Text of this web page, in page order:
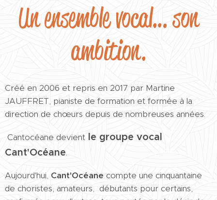
Un ensemble vocal… son
ambition.
Créé en 2006 et repris en 2017 par Martine
JAUFFRET, pianiste de formation et formée à la
direction de chœurs depuis de nombreuses années.
Cantocéane devient le groupe vocal
Cant'Océane.
Aujourd'hui, Cant'Océane compte une cinquantaine
de choristes, amateurs, débutants pour certains,